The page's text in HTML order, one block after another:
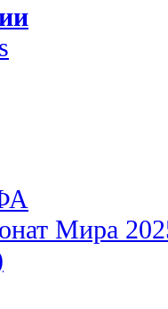
Мира